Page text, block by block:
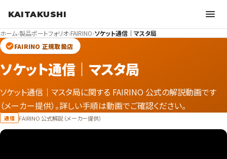
KAITAKUSHI
ホーム›製品ポートフォリオ›FAIRINO›ソケット通信｜マスタ局
FAIRINO 正規取扱店
ソケット通信｜マスタ局
ソケット通信｜マスタ局に関する FAIRINO 公式の解説動画です
（メーカー提供）。詳しい手順は動画でご確認ください。
通信 FAIRINO 公式解説（メーカー提供）